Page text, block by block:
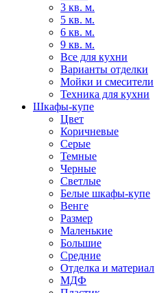
3 кв. м.
5 кв. м.
6 кв. м.
9 кв. м.
Все для кухни
Варианты отделки
Мойки и смесители
Техника для кухни
Шкафы-купе
Цвет
Коричневые
Серые
Темные
Черные
Светлые
Белые шкафы-купе
Венге
Размер
Маленькие
Большие
Средние
Отделка и материал
МДФ